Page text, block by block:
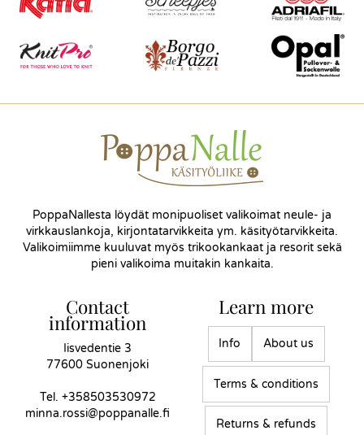
PoppaNallesta löydät monipuoliset valikoimat neule- ja
virkkauslankoja, kirjontatarvikkeita ym. käsityötarvikkeita.
Valikoimiimme kuuluvat myös trikookankaat ja resorit sekä
pieni valikoima muitakin kankaita.
Contact
information
Iisvedentie 3
77600 Suonenjoki
Tel. +358503530972
minna.rossi@poppanalle.fi
Learn more
Info About us
Terms & conditions
Returns & refunds